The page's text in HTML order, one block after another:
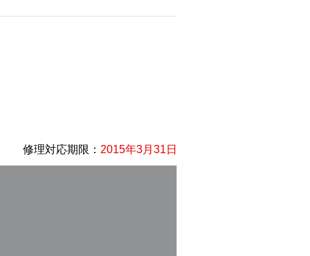
修理対応期限： 2015年3月31日